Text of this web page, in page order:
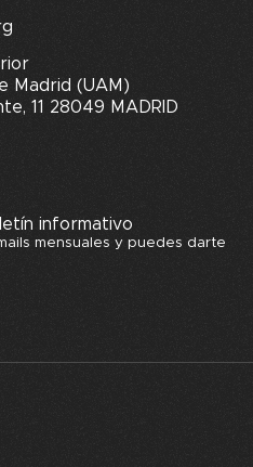
Madrid (UAM)
11 28049 MADRID
informativo
mensuales y puedes darte